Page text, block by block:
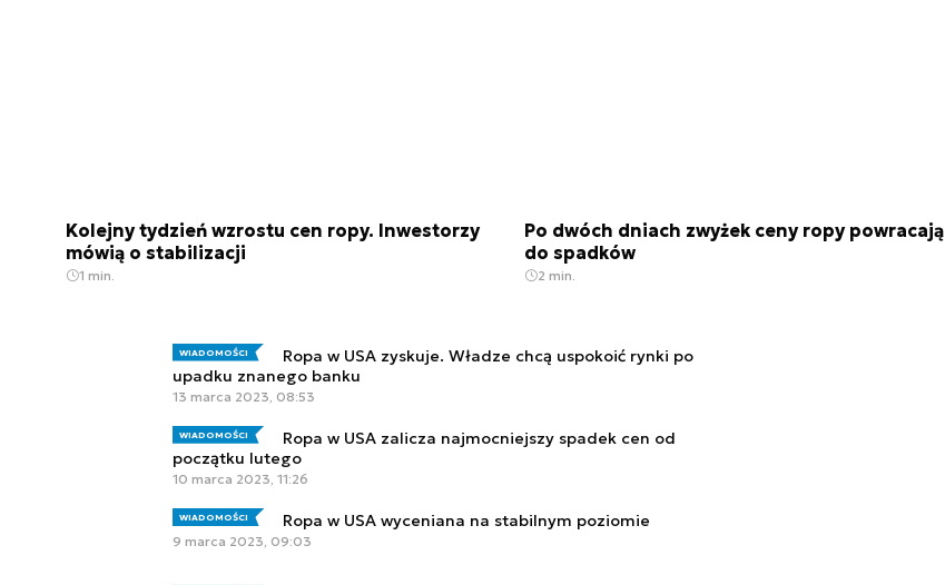
Kolejny tydzień wzrostu cen ropy. Inwestorzy
mówią o stabilizacji
1 min.
Po dwóch dniach zwyżek ceny ropy powracają
do spadków
2 min.
WIADOMOŚCI
Ropa w USA zyskuje. Władze chcą uspokoić rynki po
upadku znanego banku
13 marca 2023, 08:53
WIADOMOŚCI
Ropa w USA zalicza najmocniejszy spadek cen od
początku lutego
10 marca 2023, 11:26
WIADOMOŚCI Ropa w USA wyceniana na stabilnym poziomie
9 marca 2023, 09:03